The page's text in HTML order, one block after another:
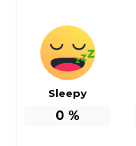
Sleepy
0%